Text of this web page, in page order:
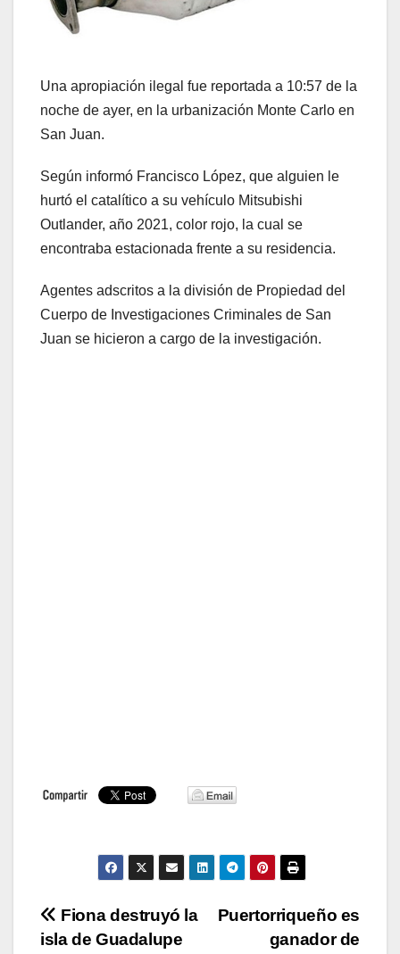
Una apropiación ilegal fue reportada a 10:57 de la
noche de ayer, en la urbanización Monte Carlo en
San Juan.
Según informó Francisco López, que alguien le
hurtó el catalítico a su vehículo Mitsubishi
Outlander, año 2021, color rojo, la cual se
encontraba estacionada frente a su residencia.
Agentes adscritos a la división de Propiedad del
Cuerpo de Investigaciones Criminales de San
Juan se hicieron a cargo de la investigación.
Navegación
Puertorriqueño es
ganador de
Fiona destruyó la
isla de Guadalupe